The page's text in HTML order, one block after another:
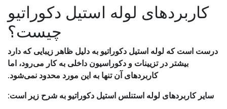
کاربردهای لوله استیل دکوراتیو
چیست؟
درست است که لوله استیل دکوراتیو به دلیل ظاهر زیبایی که دارد
بیشتر در تزیینات و دکوراسیون داخلی به کار می‌رود، اما
کاربردهای آن تنها به این مورد محدود نمی‌شود.
سایر کاربردهای لوله استنلس استیل دکوراتیو به شرح زیر است: